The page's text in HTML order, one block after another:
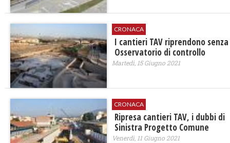
CRONACA
I cantieri TAV riprendono senza
Osservatorio di controllo
Martedì, 15 Giugno 2021
CRONACA
Ripresa cantieri TAV, i dubbi di
Sinistra Progetto Comune
Venerdì, 11 Giugno 2021